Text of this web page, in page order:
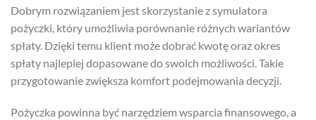
Dobrym rozwiązaniem jest skorzystanie z symulatora
pożyczki, który umożliwia porównanie różnych wariantów
spłaty. Dzięki temu klient może dobrać kwotę oraz okres
spłaty najlepiej dopasowane do swoich możliwości. Takie
przygotowanie zwiększa komfort podejmowania decyzji.
Pożyczka powinna być narzędziem wsparcia finansowego, a